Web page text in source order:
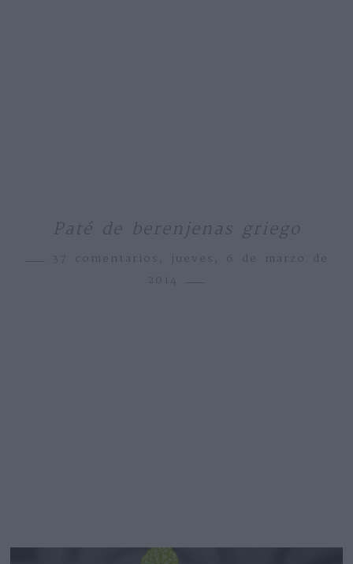
Paté de berenjenas griego
37 comentarios,
jueves, 6 de marzo de
2014